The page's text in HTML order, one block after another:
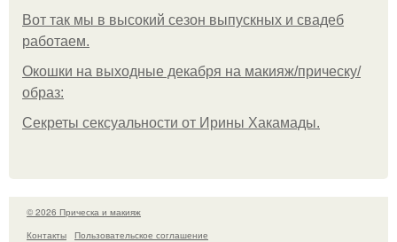
Вот так мы в высокий сезон выпускных и свадеб
работаем.
Окошки на выходные декабря на макияж/прическу/
образ:
Секреты сексуальности от Ирины Хакамады.
© 2026 Прическа и макияж
Контакты
Пользовательское соглашение